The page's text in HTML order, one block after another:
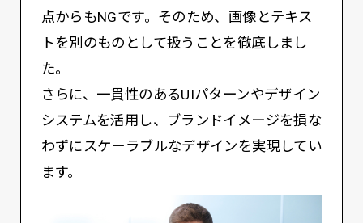
点からもNGです。そのため、画像とテキス
トを別のものとして扱うことを徹底しまし
た。
さらに、一貫性のあるUIパターンやデザイン
システムを活用し、ブランドイメージを損な
わずにスケーラブルなデザインを実現してい
ます。